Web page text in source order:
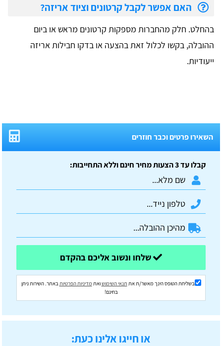
האם אפשר לקבל קרטונים וציוד אריזה?
בהחלט. חלק מהחברות מספקות קרטונים מראש או ביום
ההובלה, בקשו לכלול זאת בהצעה או בדקו חבילות אריזה
ייעודיות.
השאירו פרטים וכבר חוזרים
קבלו עד 3 הצעות מחיר חינם וללא התחייבות:
בשליחת הטופס הינך מאשר/ת את תנאי השימושואת מדיניות הפרטיות באתר. השירות ניתן
בחינם!
או חייגו אלינו כעת: